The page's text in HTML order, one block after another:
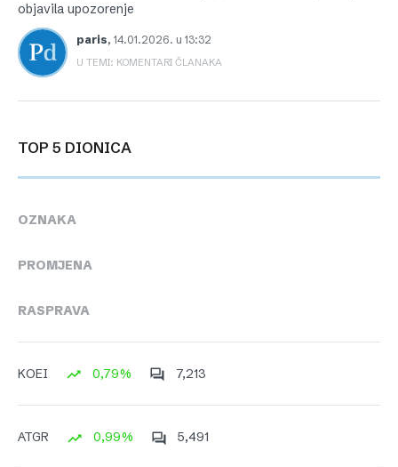
objavila upozorenje
paris, 14.01.2026. u 13:32
U TEMI: KOMENTARI ČLANAKA
TOP 5 DIONICA
OZNAKA
PROMJENA
RASPRAVA
KOEI 0,79% 7,213
ATGR 0,99% 5,491